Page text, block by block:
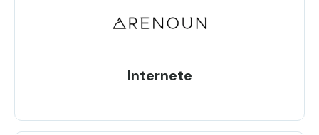
Internete